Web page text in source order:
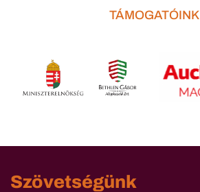
TÁMOGATÓINK
Szövetségünk